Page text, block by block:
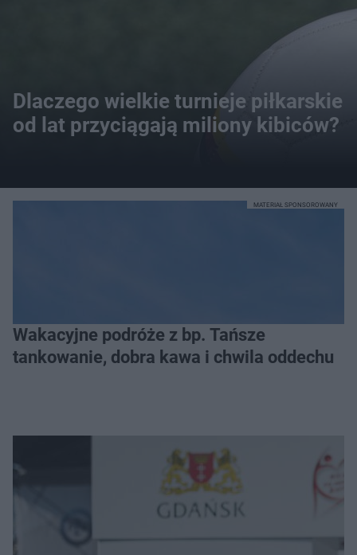
Dlaczego wielkie turnieje piłkarskie
od lat przyciągają miliony kibiców?
Wakacyjne podróże z bp. Tańsze
tankowanie, dobra kawa i chwila oddechu
MATERIAŁ SPONSOROWANY